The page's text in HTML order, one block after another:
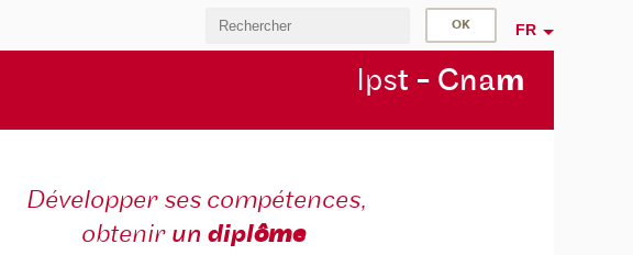
FR
Ipst - Cnam
Développer ses compétences,
obtenir undiplôme